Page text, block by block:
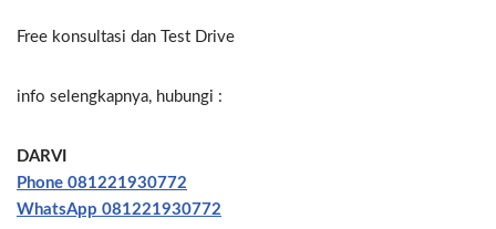
Free konsultasi dan Test Drive
info selengkapnya, hubungi :
DARVI
Phone 081221930772
WhatsApp 081221930772